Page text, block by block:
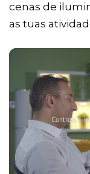
cenas de
as tuas